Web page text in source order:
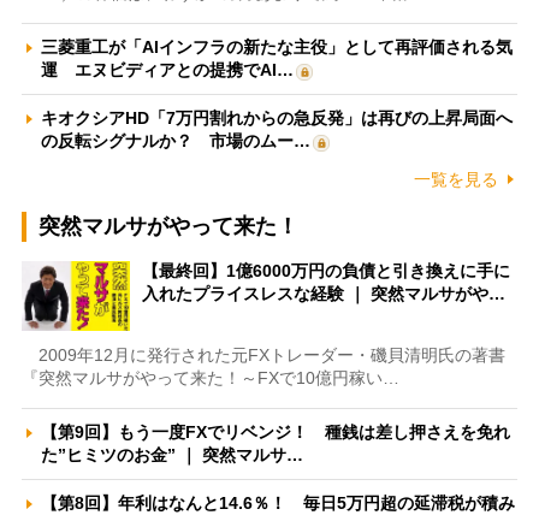
三菱重工が「AIインフラの新たな主役」として再評価される気
運 エヌビディアとの提携でAI…
キオクシアHD「7万円割れからの急反発」は再びの上昇局面へ
の反転シグナルか？ 市場のムー…
一覧を見る
突然マルサがやって来た！
【最終回】1億6000万円の負債と引き換えに手に
入れたプライスレスな経験 ｜ 突然マルサがや…
2009年12月に発行された元FXトレーダー・磯貝清明氏の著書
『突然マルサがやって来た！～FXで10億円稼い…
【第9回】もう一度FXでリベンジ！ 種銭は差し押さえを免れ
た”ヒミツのお金” ｜ 突然マルサ…
【第8回】年利はなんと14.6％！ 毎日5万円超の延滞税が積み